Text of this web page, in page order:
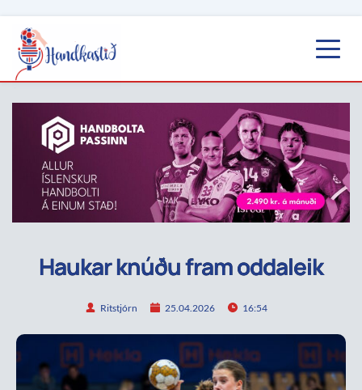
Haukar knúðu fram oddaleik
Ritstjórn 25.04.2026 16:54